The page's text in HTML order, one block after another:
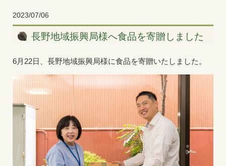
2023/07/06
長野地域振興局様へ食品を寄贈しました
6月22日、長野地域振興局様に食品を寄贈いたしました。